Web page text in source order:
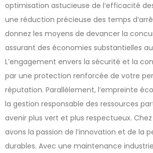
optimisation astucieuse de l’efficacité
une réduction précieuse des temps
donnez les moyens de devancer la
assurant des économies substantielles
L’engagement envers la sécurité et la
par une protection renforcée de votre
réputation. Parallèlement, l’empreinte
la gestion responsable des ressources
avenir plus vert et plus respectueux. Chez
avons la passion de l’innovation et de la
durables. Avec une maintenance